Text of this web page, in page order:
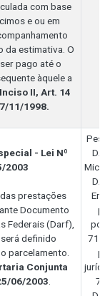
com base
e ou em
da estimativa. O
pago até o
àquele a
Inciso II, Art. 14
11/1998.
- Lei Nº
2003
das prestações
Documento
Federais (Darf),
definido
parcelamento.
Conjunta
06/2003